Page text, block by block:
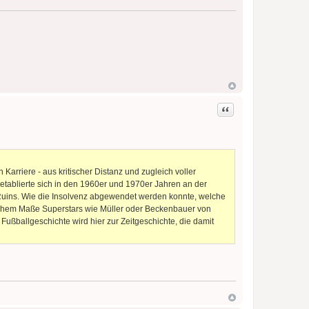
Zitat
- aus kritischer Distanz und zugleich voller
sich in den 1960er und 1970er Jahren an der
Wie die Insolvenz abgewendet werden konnte, welche
Maße Superstars wie Müller oder Beckenbauer von
wird hier zur Zeitgeschichte, die damit